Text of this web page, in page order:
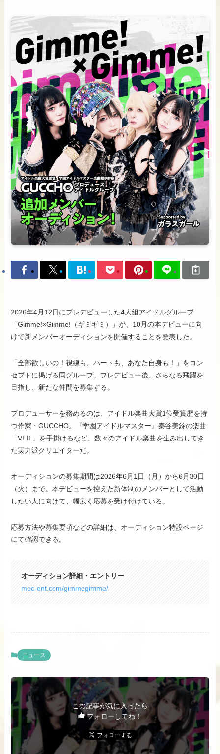
2026年4月12日にプレデビューした4人組アイドルグループ
「Gimme!×Gimme!（ギミギミ）」が、10月の本デビューに向
けて新メンバーオーディションを開催することを発表した。
「全部欲しいの！視線も、ハートも、あなた自身も！」をコン
セプトに掲げる同グループ。プレデビュー後、さらなる飛躍を
目指し、新たな仲間を募集する。
プロデューサーを務めるのは、アイドル楽曲大賞1位受賞歴を持
つ作家・GUCCHO。『学園アイドルマスター』秦谷美鈴の楽曲
「VEIL」を手掛けるなど、数々のアイドル楽曲を生み出してき
た実力派クリエイターだ。
オーディションの募集期間は2026年6月1日（月）から6月30日
（火）まで。本デビューを控えた新体制のメンバーとして活動
したい人に向けて、幅広く応募を受け付けている。
応募方法や募集要項などの詳細は、オーディション特設ページ
にて確認できる。
オーディション詳細・エントリー
mec-ent.com/gimmegimme/
ニュース
この記事が気に入ったら
フォローしてね！